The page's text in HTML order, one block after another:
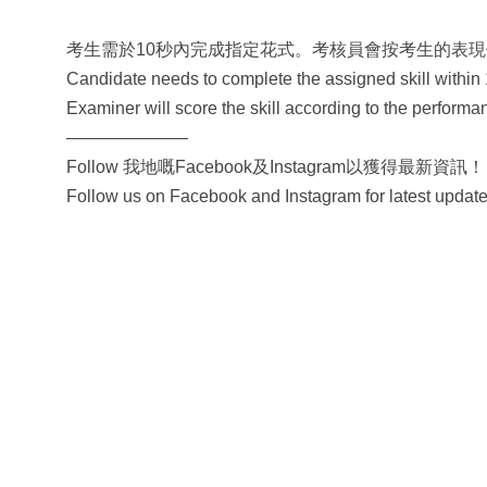
考生需於10秒內完成指定花式。考核員會按考生的表
Candidate needs to complete the assigned skill within
Examiner will score the skill according to the
———————
Follow 我地嘅Facebook及Instagram以獲得最新資訊！
Follow us on Facebook and Instagram for latest